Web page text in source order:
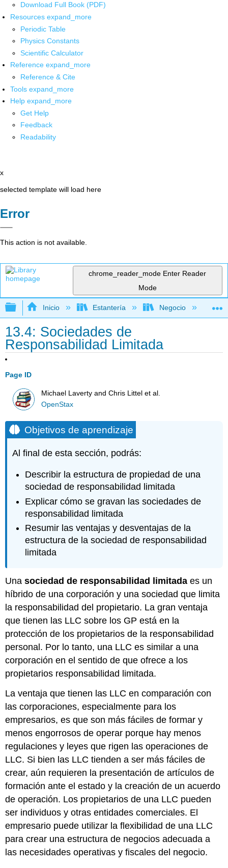
Download Full Book (PDF)
Resources expand_more
Periodic Table
Physics Constants
Scientific Calculator
Reference expand_more
Reference & Cite
Tools expand_more
Help expand_more
Get Help
Feedback
Readability
x
selected template will load here
Error
This action is not available.
chrome_reader_mode Enter Reader
Mode
Expandir/contraer jerarquía global
Inicio Estantería Negocio
13.4: Sociedades de
Responsabilidad Limitada
Page ID
Michael Laverty and Chris Littel et al.
OpenStax
Objetivos de aprendizaje
Al final de esta sección, podrás:
Describir la estructura de propiedad de una
sociedad de responsabilidad limitada
Explicar cómo se gravan las sociedades de
responsabilidad limitada
Resumir las ventajas y desventajas de la
estructura de la sociedad de responsabilidad
limitada
Unasociedad de responsabilidad limitada es un
híbrido de una corporación y una sociedad que limita
la responsabilidad del propietario. La gran ventaja
que tienen las LLC sobre los GP está en la
protección de los propietarios de la responsabilidad
personal. Por lo tanto, una LLC es similar a una
corporación en el sentido de que ofrece a los
propietarios responsabilidad limitada.
La ventaja que tienen las LLC en comparación con
las corporaciones, especialmente para los
empresarios, es que son más fáciles de formar y
menos engorrosos de operar porque hay menos
regulaciones y leyes que rigen las operaciones de
LLC. Si bien las LLC tienden a ser más fáciles de
crear, aún requieren la presentación de artículos de
formación ante el estado y la creación de un acuerdo
de operación. Los propietarios de una LLC pueden
ser individuos y otras entidades comerciales. El
empresario puede utilizar la flexibilidad de una LLC
para crear una estructura de negocios adecuada a
las necesidades operativas y fiscales del negocio.